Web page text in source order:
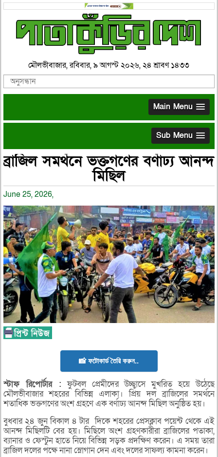
মৌলভীবাজার, রবিবার, ৯ আগস্ট ২০২৬, ২৪ শ্রাবণ ১৪৩৩
Main Menu
Sub Menu
ব্রাজিল সমর্থনে ভক্তগণের বর্ণাঢ্য আনন্দ
মিছিল
June 25, 2026,
📸 ফটোকার্ড তৈরি করুন..
স্টাফরিপোর্টার : ফুটবল প্রেমীদের উচ্ছ্বাসে মুখরিত হয়ে উঠেছে
মৌলভীবাজার শহরের বিভিন্ন এলাকা। প্রিয় দল ব্রাজিলের সমর্থনে
শতাধিক ভক্তগণের অংশ গ্রহণে এক বর্ণাঢ্য আনন্দ মিছিল অনুষ্ঠিত হয়।
বুধবার ২৪ জুন বিকাল ৪ টার দিকে শহরের প্রেসক্লাব পয়েন্ট থেকে এই
আনন্দ মিছিলটি বের হয়। মিছিলে অংশ গ্রহণকারীরা ব্রাজিলের পতাকা,
ব্যানার ও ফেস্টুন হাতে নিয়ে বিভিন্ন সড়ক প্রদক্ষিণ করেন। এ সময় তারা
ব্রাজিল দলের পক্ষে নানা স্লোগান দেন এবং দলের সাফল্য কামনা করেন।